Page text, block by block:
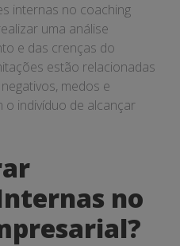
internas no coaching
uma análise
e das crenças do
estão relacionadas
medos e
o indivíduo de alcançar
no